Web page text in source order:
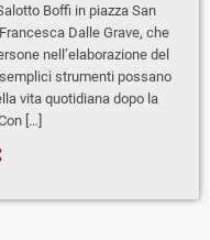
Boffi in piazza San
Dalle Grave, che
nell’elaborazione del
strumenti possano
vita quotidiana dopo la
[…]